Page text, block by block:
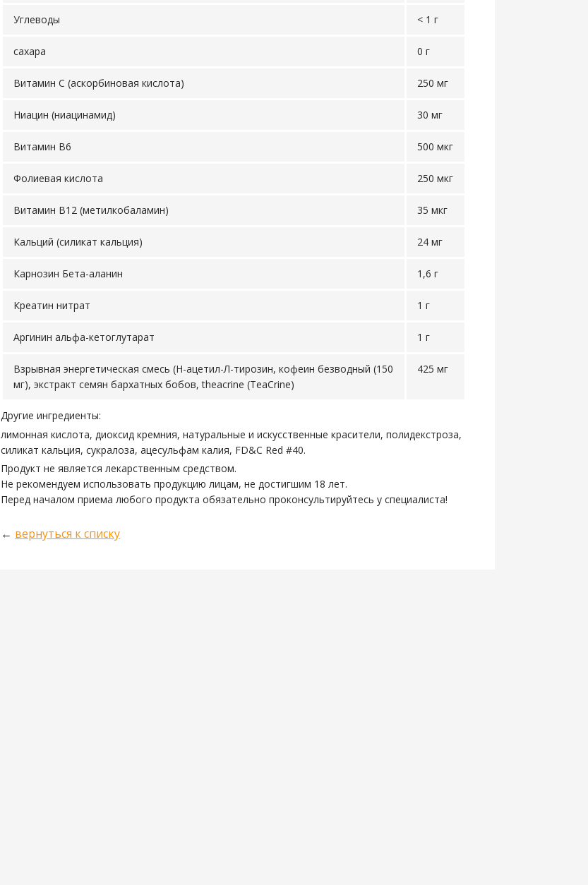
Углеводы < 1 г
сахара 0 г
Витамин С (аскорбиновая кислота) 250 мг
Ниацин (ниацинамид) 30 мг
Витамин В6 500 мкг
Фолиевая кислота 250 мкг
Витамин В12 (метилкобаламин) 35 мкг
Кальций (силикат кальция) 24 мг
Карнозин Бета-аланин 1,6 г
Креатин нитрат 1 г
Аргинин альфа-кетоглутарат 1 г
Взрывная энергетическая смесь (Н-ацетил-Л-тирозин, кофеин безводный (150
мг), экстракт семян бархатных бобов, theacrine (TeaCrine)
425 мг
Другие ингредиенты:
лимонная кислота, диоксид кремния, натуральные и искусственные красители, полидекстроза,
силикат кальция, сукралоза, ацесульфам калия, FD&C Red #40.
Продукт не является лекарственным средством.
Не рекомендуем использовать продукцию лицам, не достигшим 18 лет.
Перед началом приема любого продукта обязательно проконсультируйтесь у специалиста!
← вернуться к списку